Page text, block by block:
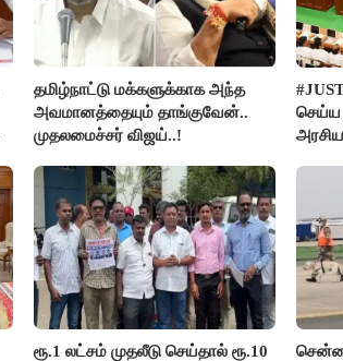
தமிழ்நாட்டு மக்களுக்காக அந்த
அவமானத்தையும் தாங்குவேன்..
முதலமைச்சர் விஜய்..!
செய்ய
ரூ.1 லட்சம் முதலீடு செய்தால் ரூ.10